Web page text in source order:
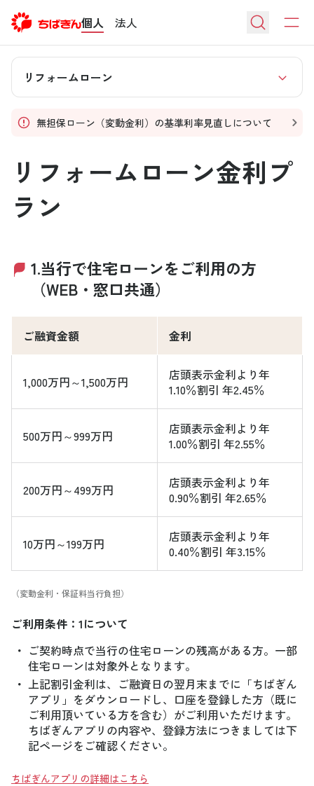
個人 法人
リフォームローン
無担保ローン（変動金利）の基準利率見直しについて
リフォームローン金利プ
ラン
1.当行で住宅ローンをご利用の方
（WEB・窓口共通）
ご融資金額 金利
1,000万円～1,500万円
店頭表示金利より年
1.10％割引 年2.45％
500万円～999万円
店頭表示金利より年
1.00％割引 年2.55％
200万円～499万円
店頭表示金利より年
0.90％割引 年2.65％
10万円～199万円
店頭表示金利より年
0.40％割引 年3.15％
（変動金利・保証料当行負担）
ご利用条件：1について
・ ご契約時点で当行の住宅ローンの残高がある方。一部
住宅ローンは対象外となります。
・ 上記割引金利は、ご融資日の翌月末までに「ちばぎん
アプリ」をダウンロードし、口座を登録した方（既に
ご利用頂いている方を含む）がご利用いただけます。
ちばぎんアプリの内容や、登録方法につきましては下
記ページをご確認ください。
ちばぎんアプリの詳細はこちら